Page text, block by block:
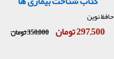
حافظ نوین
297,500 تومان 350,000 تومان